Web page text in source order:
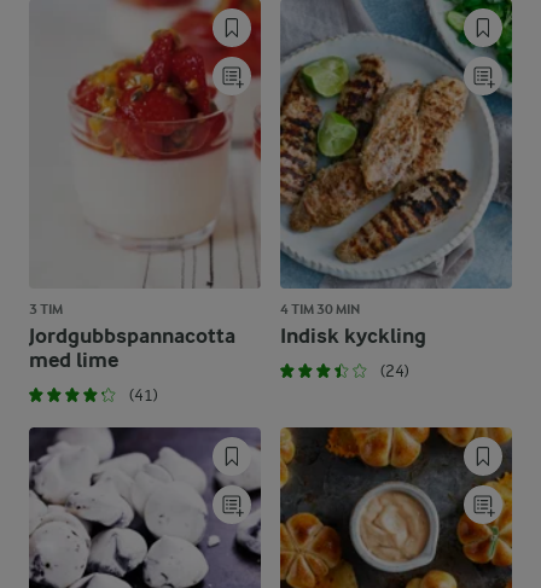
3 TIM
Jordgubbspannacotta
med lime
(41)
4 TIM 30 MIN
Indisk kyckling
(24)